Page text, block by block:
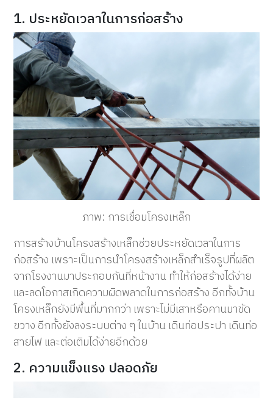
1. ประหยัดเวลาในการก่อสร้าง
ภาพ: การเชื่อมโครงเหล็ก
การสร้างบ้านโครงสร้างเหล็กช่วยประหยัดเวลาในการ
ก่อสร้าง เพราะเป็นการนำโครงสร้างเหล็กสำเร็จรูปที่ผลิต
จากโรงงานมาประกอบกันที่หน้างาน ทำให้ก่อสร้างได้ง่าย
และลดโอกาสเกิดความผิดพลาดในการก่อสร้าง อีกทั้งบ้าน
โครงเหล็กยังมีพื้นที่มากกว่า เพราะไม่มีเสาหรือคานมาขัด
ขวาง อีกทั้งยังลงระบบต่าง ๆ ในบ้าน เดินท่อประปา เดินท่อ
สายไฟ และต่อเติมได้ง่ายอีกด้วย
2. ความแข็งแรง ปลอดภัย